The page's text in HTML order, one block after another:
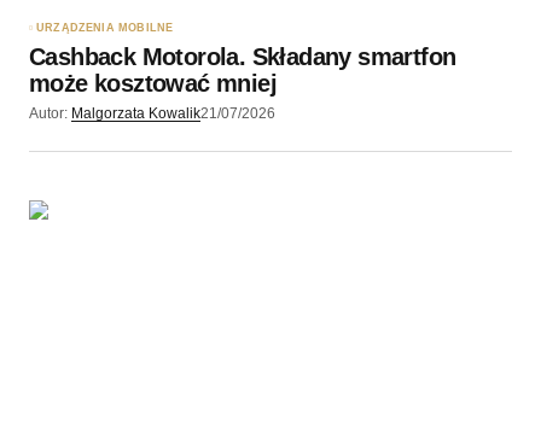
URZĄDZENIA MOBILNE
Cashback Motorola. Składany smartfon
może kosztować mniej
Autor: Malgorzata Kowalik21/07/2026